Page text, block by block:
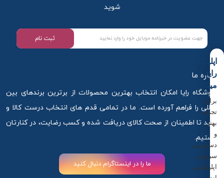
شوید
ثبت نام
درباره ما
فروشگاه رایا امکان انتخاب بهترین محصولات از برترین برندهای بین
المللی را فراهم آورده است. ما در تمامی قدم های انتخاب درست کالا و
خرید تا اطمینان از صحت کالای دریافت شده و کسب رضایت، در کنارتان
هستیم.
ما را در اینستاگرام دنبال کنید
اپلیکیشن
رایا
میکاپ
برای
تجربه
بهتر
و
دسترسی
سریع‌تر،
اپلیکیشن